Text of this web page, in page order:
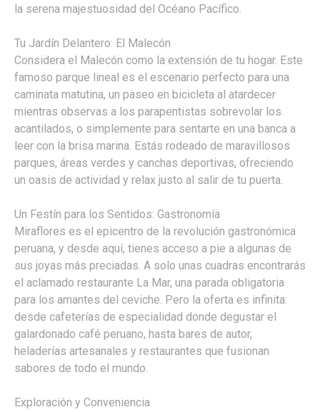
la serena majestuosidad del Océano Pacífico.
Tu Jardín Delantero: El Malecón
Considera el Malecón como la extensión de tu hogar. Este
famoso parque lineal es el escenario perfecto para una
caminata matutina, un paseo en bicicleta al atardecer
mientras observas a los parapentistas sobrevolar los
acantilados, o simplemente para sentarte en una banca a
leer con la brisa marina. Estás rodeado de maravillosos
parques, áreas verdes y canchas deportivas, ofreciendo
un oasis de actividad y relax justo al salir de tu puerta.
Un Festín para los Sentidos: Gastronomía
Miraflores es el epicentro de la revolución gastronómica
peruana, y desde aquí, tienes acceso a pie a algunas de
sus joyas más preciadas. A solo unas cuadras encontrarás
el aclamado restaurante La Mar, una parada obligatoria
para los amantes del ceviche. Pero la oferta es infinita:
desde cafeterías de especialidad donde degustar el
galardonado café peruano, hasta bares de autor,
heladerías artesanales y restaurantes que fusionan
sabores de todo el mundo.
Exploración y Conveniencia